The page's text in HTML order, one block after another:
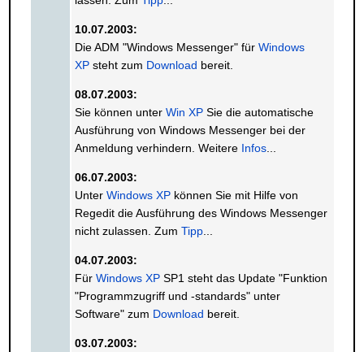
10.07.2003:
Die ADM "Windows Messenger" für Windows
XPsteht zum Download bereit.
08.07.2003:
Sie können unter Win XPSie die automatische
Ausführung von Windows Messenger bei der
Anmeldung verhindern. Weitere Infos...
06.07.2003:
Unter Windows XPkönnen Sie mit Hilfe von
Regedit die Ausführung des Windows Messenger
nicht zulassen. Zum Tipp...
04.07.2003:
Für Windows XPSP1 steht das Update "Funktion
"Programmzugriff und -standards" unter
Software" zum Download bereit.
03.07.2003: